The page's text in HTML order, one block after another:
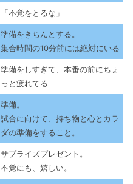
「不覚をとるな」
準備をきちんとする。
集合時間の10分前には絶対にいる
準備をしすぎて、本番の前にちょ
っと疲れてる
準備。
試合に向けて、持ち物と心とカラ
ダの準備をすること。
サプライズプレゼント。
不覚にも、嬉しい。